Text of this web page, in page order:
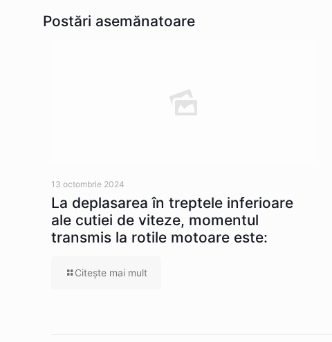
Postări asemănatoare
13 octombrie 2024
La deplasarea în treptele inferioare
ale cutiei de viteze, momentul
transmis la rotile motoare este:
Citeşte mai mult